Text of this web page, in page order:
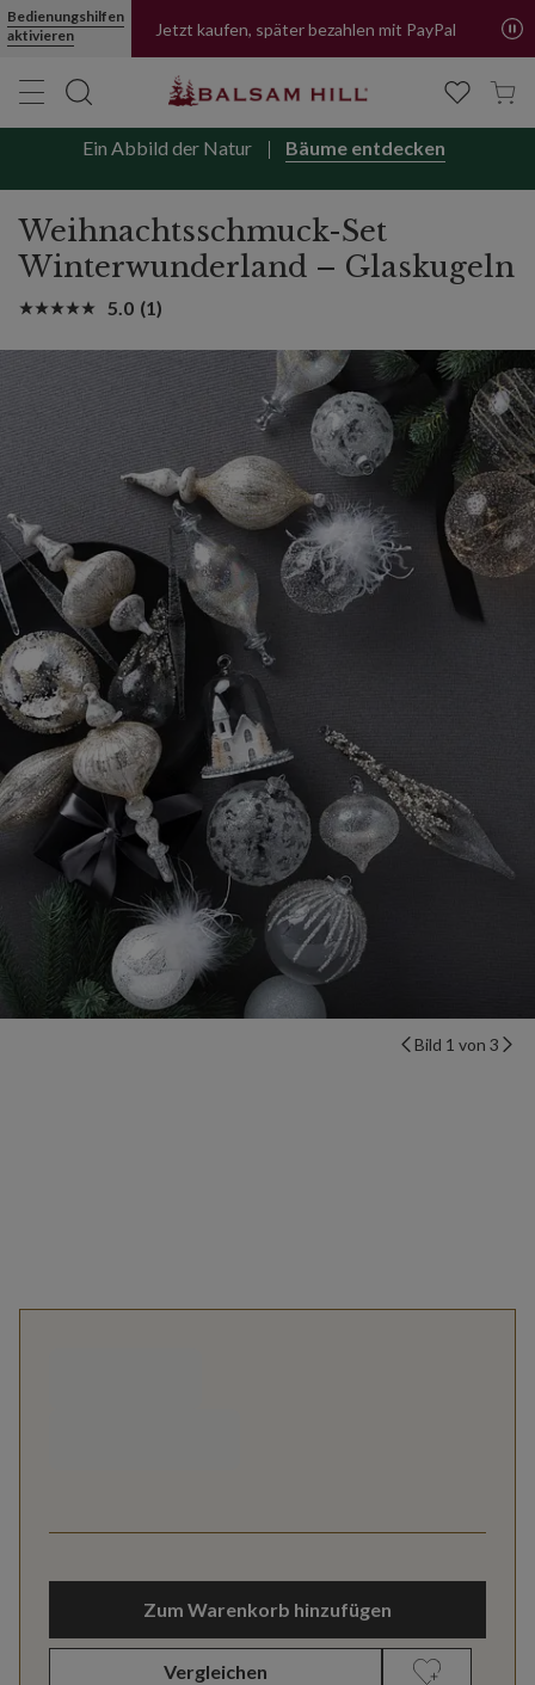
Bedienungshilfen
aktivieren
Jetzt kaufen, später bezahlen mit PayPal
Ein Abbild der Natur Bäume entdecken
Weihnachtsschmuck-Set
Winterwunderland – Glaskugeln
5.0 (1)
Bild 1 von 3
Zum Warenkorb hinzufügen
Vergleichen
Weihnachtsschmuck-Set „Winterwunderland“ – Glaskugeln |